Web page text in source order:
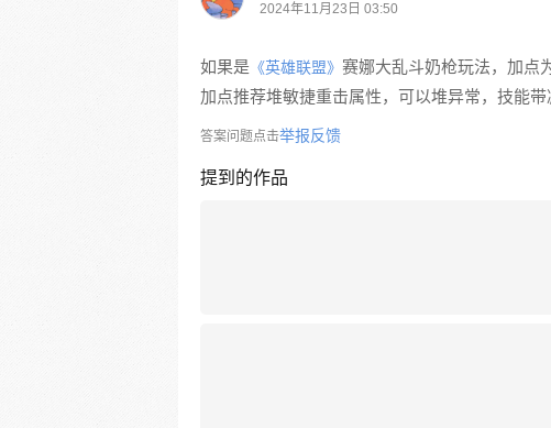
2024年11月23日 03:50
如果是 《英雄联盟》 赛娜大乱斗奶枪玩法，加点
加点推荐堆敏捷重击属性，可以堆异常，技能带
答案问题点击举报反馈
提到的作品